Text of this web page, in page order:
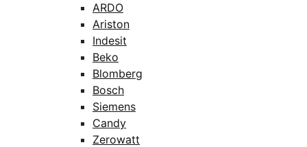
ARDO
Ariston
Indesit
Beko
Blomberg
Bosch
Siemens
Candy
Zerowatt